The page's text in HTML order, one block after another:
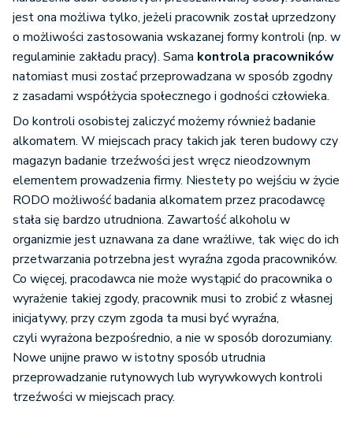
jest ona możliwa tylko, jeżeli pracownik został uprzedzony
o możliwości zastosowania wskazanej formy kontroli (np. w
regulaminie zakładu pracy). Sama kontrola pracowników
natomiast musi zostać przeprowadzana w sposób zgodny
z zasadami współżycia społecznego i godności człowieka.
Do kontroli osobistej zaliczyć możemy również badanie
alkomatem. W miejscach pracy takich jak teren budowy czy
magazyn badanie trzeźwości jest wręcz nieodzownym
elementem prowadzenia firmy. Niestety po wejściu w życie
RODO możliwość badania alkomatem przez pracodawcę
stała się bardzo utrudniona. Zawartość alkoholu w
organizmie jest uznawana za dane wrażliwe, tak więc do ich
przetwarzania potrzebna jest wyraźna zgoda pracowników.
Co więcej, pracodawca nie może wystąpić do pracownika o
wyrażenie takiej zgody, pracownik musi to zrobić z własnej
inicjatywy, przy czym zgoda ta musi być wyraźna,
czyli wyrażona bezpośrednio, a nie w sposób dorozumiany.
Nowe unijne prawo w istotny sposób utrudnia
przeprowadzanie rutynowych lub wyrywkowych kontroli
trzeźwości w miejscach pracy.